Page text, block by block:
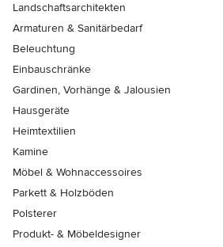
Landschaftsarchitekten
Armaturen & Sanitärbedarf
Beleuchtung
Einbauschränke
Gardinen, Vorhänge & Jalousien
Hausgeräte
Heimtextilien
Kamine
Möbel & Wohnaccessoires
Parkett & Holzböden
Polsterer
Produkt- & Möbeldesigner